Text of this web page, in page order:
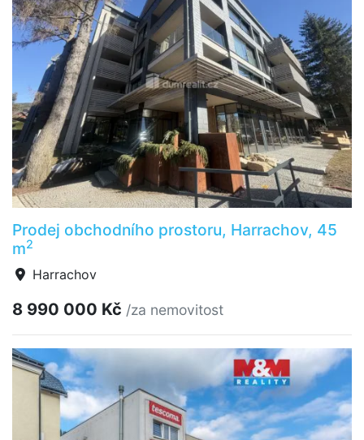
Prodej obchodního prostoru, Harrachov, 45
m2
Harrachov
8 990 000 Kč /za nemovitost